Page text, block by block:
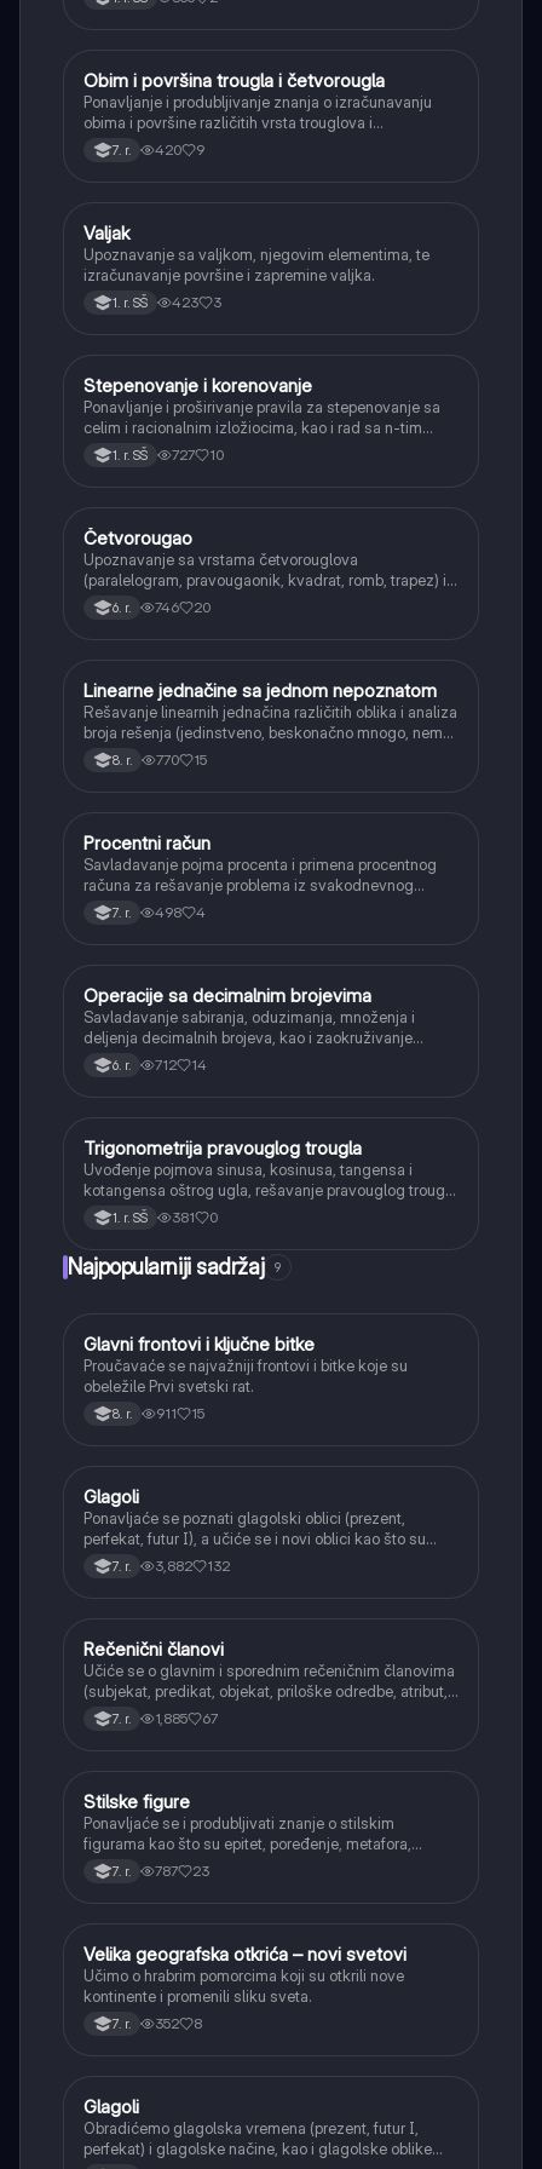
Matematika
Obim i površina trougla i četvorougla
Ponavljanje i produbljivanje znanja o izračunavanju
obima i površine različitih vrsta trouglova i
četvorouglova (paralelogram, romb, trapez).
7. r. 420 9
Matematika
Valjak
Upoznavanje sa valjkom, njegovim elementima, te
izračunavanje površine i zapremine valjka.
1. r. SŠ 423 3
Matematika
Stepenovanje i korenovanje
Ponavljanje i proširivanje pravila za stepenovanje sa
celim i racionalnim izložiocima, kao i rad sa n-tim
korenima i racionalizacijom imenioca.
1. r. SŠ 727 10
Matematika
Četvorougao
Upoznavanje sa vrstama četvorouglova
(paralelogram, pravougaonik, kvadrat, romb, trapez) i
njihovim osnovnim svojstvima.
6. r. 746 20
Matematika
Linearne jednačine sa jednom nepoznatom
Rešavanje linearnih jednačina različitih oblika i analiza
broja rešenja (jedinstveno, beskonačno mnogo, nema
rešenja).
8. r. 770 15
Matematika
Procentni račun
Savladavanje pojma procenta i primena procentnog
računa za rešavanje problema iz svakodnevnog
života, kao što su popusti, kamate i povećanja.
7. r. 498 4
Matematika
Operacije sa decimalnim brojevima
Savladavanje sabiranja, oduzimanja, množenja i
deljenja decimalnih brojeva, kao i zaokruživanje
decimalnih brojeva.
6. r. 712 14
Matematika
Trigonometrija pravouglog trougla
Uvođenje pojmova sinusa, kosinusa, tangensa i
kotangensa oštrog ugla, rešavanje pravouglog trougla
i primena osnovnih trigonometrijskih identiteta.
1. r. SŠ 381 0
Najpopularniji sadržaj 9
Istorija
Glavni frontovi i ključne bitke
Proučavaće se najvažniji frontovi i bitke koje su
obeležile Prvi svetski rat.
8. r. 911 15
Srpski jezik
Glagoli
Ponavljaće se poznati glagolski oblici (prezent,
perfekat, futur I), a učiće se i novi oblici kao što su
aorist, imperfekat, pluskvamperfekat, futur II, kao i
glagolski prilozi i pridevi.
7. r. 3,882 132
Srpski jezik
Rečenični članovi
Učiće se o glavnim i sporednim rečeničnim članovima
(subjekat, predikat, objekat, priloške odredbe, atribut,
apozicija) i njihovoj funkciji.
7. r. 1,885 67
Srpski jezik
Stilske figure
Ponavljaće se i produbljivati znanje o stilskim
figurama kao što su epitet, poređenje, metafora,
personifikacija, hiperbola, onomatopeja, aliteracija i
asonanca, razumevajući njihovu ulogu u tekstu.
7. r. 787 23
Istorija
Velika geografska otkrića – novi svetovi
Učimo o hrabrim pomorcima koji su otkrili nove
kontinente i promenili sliku sveta.
7. r. 352 8
Srpski jezik
Glagoli
Obradićemo glagolska vremena (prezent, futur I,
perfekat) i glagolske načine, kao i glagolske oblike